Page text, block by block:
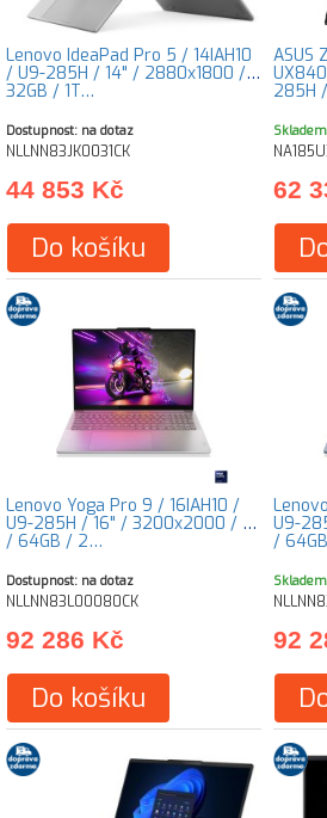
Lenovo IdeaPad Pro 5 / 14IAH10
/ U9-285H / 14" / 2880x1800 /
32GB / 1T…
Dostupnost: na dotaz
NLLNN83JK0031CK
44 853 Kč
Do košíku
ASUS
285H
Skladem
62
Lenovo Yoga Pro 9 / 16IAH10 /
U9-285H / 16" / 3200x2000 / T
/ 64GB / 2…
Dostupnost: na dotaz
NLLNN83L00080CK
92 286 Kč
Do košíku
U9-
/
Skladem
92